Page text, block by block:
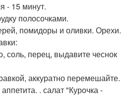
- 15 минут.
полосочками.
помидоры и оливки. Орехи.
соль, перец, выдавите чеснок
аккуратно перемешайте.
. салат "Курочка -